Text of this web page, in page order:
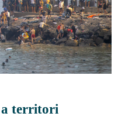
a territori